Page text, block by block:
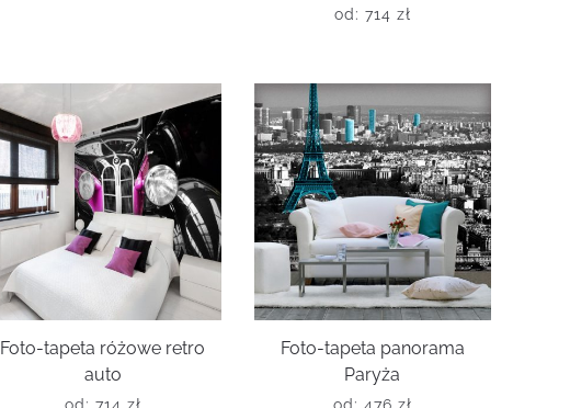
od: 714 zł
Foto-tapeta różowe retro
auto
Foto-tapeta panorama
Paryża